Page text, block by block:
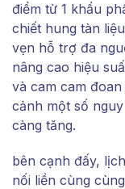
điểm từ 1 khẩu
chiết hung tàn
vẹn hỗ trợ đa
nâng cao hiệu
và cam cam
cảnh một số
càng tăng.
bên cạnh đấy,
nối liền cùng